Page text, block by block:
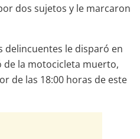
dos sujetos y le marcaron
delincuentes le disparó en
de la motocicleta muerto,
de las 18:00 horas de este